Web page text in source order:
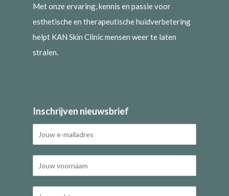
Met onze ervaring, kennis en passie voor
esthetische en therapeutische huidverbetering
helpt KAN Skin Clinic mensen weer te laten
stralen.
Inschrijven nieuwsbrief